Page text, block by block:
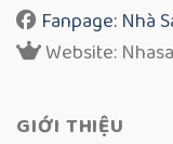
Fanpage: Nhà
Website:
GIỚI THIỆU